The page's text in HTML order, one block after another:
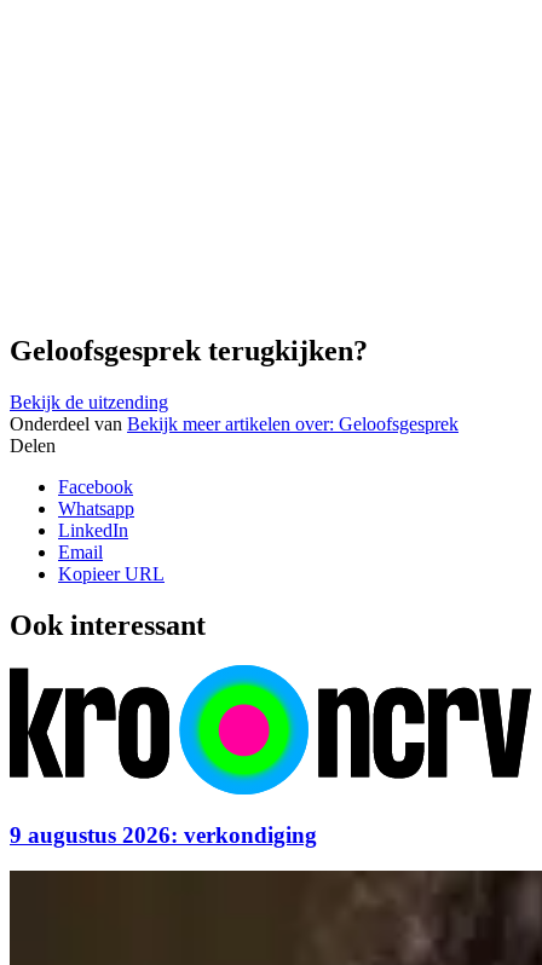
Geloofsgesprek terugkijken?
Bekijk de uitzending
Onderdeel van Bekijk meer artikelen over: Geloofsgesprek
Delen
Facebook
Whatsapp
LinkedIn
Email
Kopieer URL
Ook interessant
9 augustus 2026: verkondiging